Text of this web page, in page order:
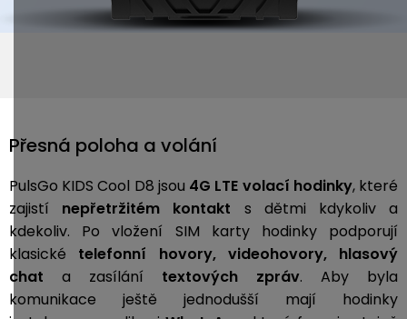
Přesná poloha a volání
PulsGo KIDS Cool D8 jsou 4G LTE volací hodinky, které
zajistí nepřetržitém kontakt s dětmi kdykoliv a
kdekoliv. Po vložení SIM karty hodinky podporují
klasické telefonní hovory, videohovory, hlasový
chat a zasílání textových zpráv. Aby byla
komunikace ještě jednodušší mají hodinky